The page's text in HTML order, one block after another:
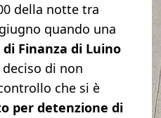
della notte tra
quando una
di Finanza di Luino
di non
che si è
per detenzione di